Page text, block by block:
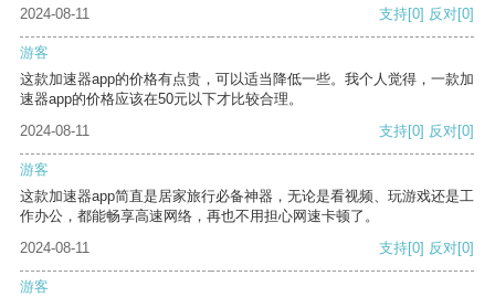
2024-08-11 支持[0] 反对[0]
游客
这款加速器app的价格有点贵，可以适当降低一些。我个人觉得，一款加
速器app的价格应该在50元以下才比较合理。
2024-08-11
支持[0] 反对[0]
游客
这款加速器app简直是居家旅行必备神器，无论是看视频、玩游戏还是工
作办公，都能畅享高速网络，再也不用担心网速卡顿了。
2024-08-11
支持[0] 反对[0]
游客